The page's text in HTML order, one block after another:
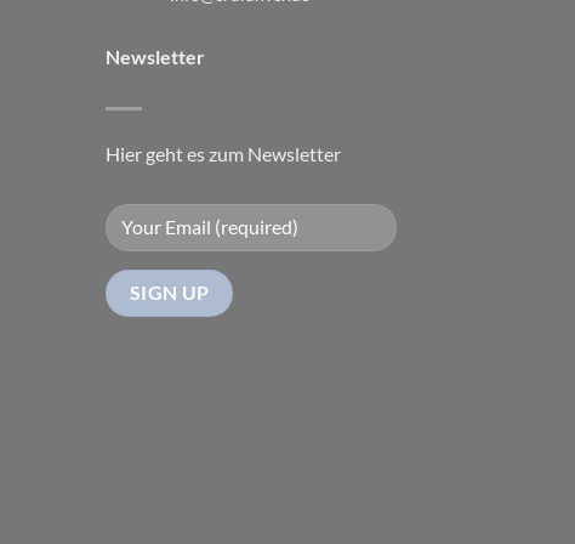
Newsletter
Hier geht es zum Newsletter